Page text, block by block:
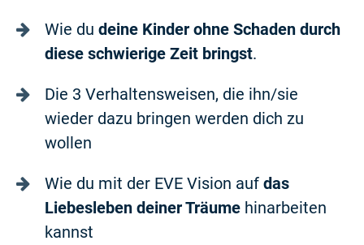
Wie du deine Kinder ohne Schaden durch
diese schwierige Zeit bringst.
Die 3 Verhaltensweisen, die ihn/sie
wieder dazu bringen werden dich zu
wollen
Wie du mit der EVE Vision auf das
Liebesleben deiner Träume hinarbeiten
kannst